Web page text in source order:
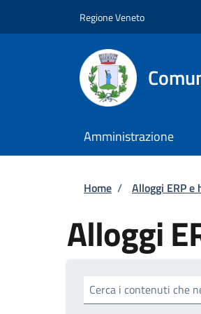
Regione Veneto
Amministrazione
Briciole
Home / Alloggi ERP e
Alloggi
Cerca i contenuti che